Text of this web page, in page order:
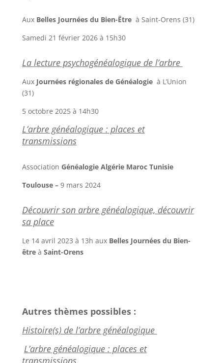
AuxBelles Journées du Bien-Être à Saint-Orens (31)
Samedi 21 février 2026 à 15h30
La lecture psychogénéalogique de l’arbre
AuxJournées régionales de Généalogie à L’Union
(31)
5 octobre 2025 à 14h30
L’arbre généalogique : places et
transmissions
Association Généalogie Algérie Maroc Tunisie
Toulouse – 9 mars 2024
Découvrir son arbre généalogique, découvrir
sa place
Le 14 avril 2023 à 13h aux Belles Journées du Bien-
être à Saint-Orens
Autres thèmes possibles :
Histoire(s) de l’arbre généalogique
L’arbre généalogique : places et
transmissions